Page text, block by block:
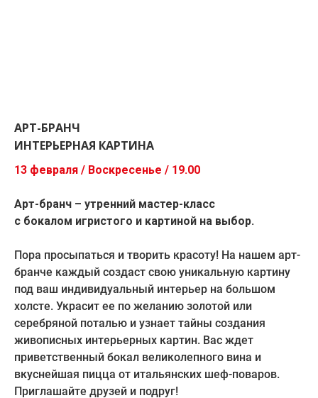
АРТ-БРАНЧ
ИНТЕРЬЕРНАЯ КАРТИНА
13 февраля / Воскресенье / 19.00
Арт-бранч – утренний мастер-класс
с бокалом игристого и картиной на выбор.
Пора просыпаться и творить красоту! На нашем арт-
бранче каждый создаст свою уникальную картину
под ваш индивидуальный интерьер на большом
холсте. Украсит ее по желанию золотой или
серебряной поталью и узнает тайны создания
живописных интерьерных картин. Вас ждет
приветственный бокал великолепного вина и
вкуснейшая пицца от итальянских шеф-поваров.
Приглашайте друзей и подруг!